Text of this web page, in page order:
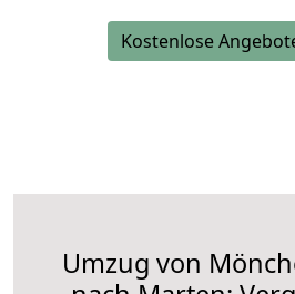
Kostenlose
Umzug von